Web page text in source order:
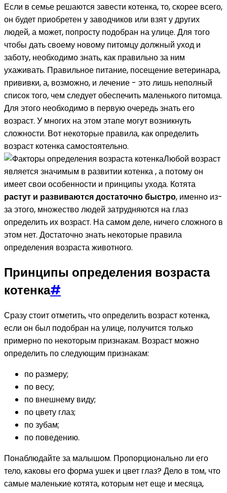
Если в семье решаются завести котенка, то, скорее всего,
он будет приобретен у заводчиков или взят у других
людей, а может, попросту подобран на улице. Для того
чтобы дать своему новому питомцу должный уход и
заботу, необходимо знать, как правильно за ним
ухаживать. Правильное питание, посещение ветеринара,
прививки, а, возможно, и лечение - это лишь неполный
список того, чем следует обеспечить маленького питомца.
Для этого необходимо в первую очередь знать его
возраст. У многих на этом этапе могут возникнуть
сложности. Вот некоторые правила, как определить
возраст котенка самостоятельно.
Любой возраст
является значимым в развитии котенка , а потому он
имеет свои особенности и принципы ухода. Котята
растут и развиваются достаточно быстро, именно из-
за этого, множество людей затрудняются на глаз
определить их возраст. На самом деле, ничего сложного в
этом нет. Достаточно знать некоторые правила
определения возраста животного.
Принципы определения возраста
котенка#
Сразу стоит отметить, что определить возраст котенка,
если он был подобран на улице, получится только
примерно по некоторым признакам. Возраст можно
определить по следующим признакам:
по размеру;
по весу;
по внешнему виду;
по цвету глаз;
по зубам;
по поведению.
Понаблюдайте за малышом. Пропорционально ли его
тело, каковы его форма ушек и цвет глаз? Дело в том, что
самые маленькие котята, которым нет еще и месяца,